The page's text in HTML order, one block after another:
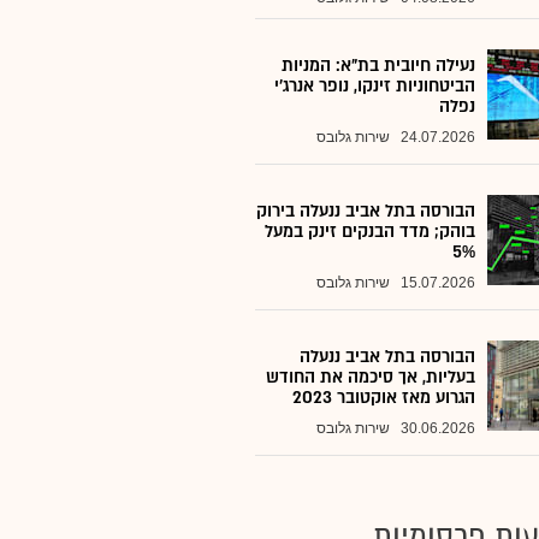
נעילה חיובית בת"א: המניות
הביטחוניות זינקו, נופר אנרג'י
נפלה
24.07.2026 שירות גלובס
הבורסה בתל אביב ננעלה בירוק
בוהק; מדד הבנקים זינק במעל
5%
15.07.2026 שירות גלובס
הבורסה בתל אביב ננעלה
בעליות, אך סיכמה את החודש
הגרוע מאז אוקטובר 2023
30.06.2026 שירות גלובס